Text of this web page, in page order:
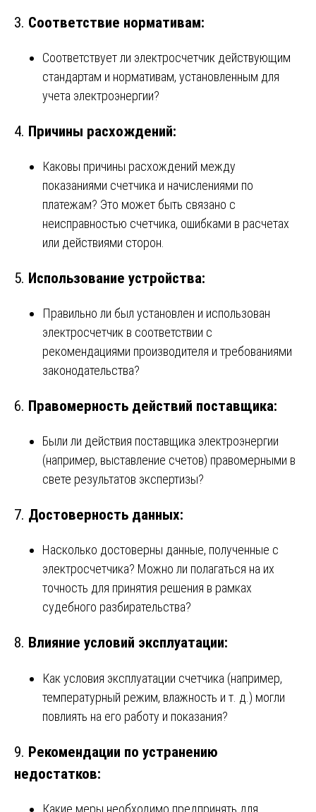
3. Соответствие нормативам:
Соответствует ли электросчетчик действующим
стандартам и нормативам, установленным для
учета электроэнергии?
4. Причины расхождений:
Каковы причины расхождений между
показаниями счетчика и начислениями по
платежам? Это может быть связано с
неисправностью счетчика, ошибками в расчетах
или действиями сторон.
5. Использование устройства:
Правильно ли был установлен и использован
электросчетчик в соответствии с
рекомендациями производителя и требованиями
законодательства?
6. Правомерность действий поставщика:
Были ли действия поставщика электроэнергии
(например, выставление счетов) правомерными в
свете результатов экспертизы?
7. Достоверность данных:
Насколько достоверны данные, полученные с
электросчетчика? Можно ли полагаться на их
точность для принятия решения в рамках
судебного разбирательства?
8. Влияние условий эксплуатации:
Как условия эксплуатации счетчика (например,
температурный режим, влажность и т. д.) могли
повлиять на его работу и показания?
9. Рекомендации по устранению
недостатков:
Какие меры необходимо предпринять для